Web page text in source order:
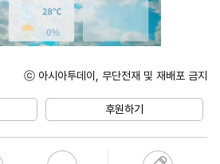
ⓒ 아시아투데이, 무단전재 및 재배포 금지
후원하기